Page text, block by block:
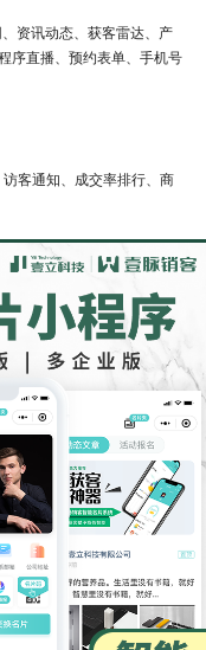
资讯动态、获客雷达、产
序直播、预约表单、手机号
客通知、成交率排行、商